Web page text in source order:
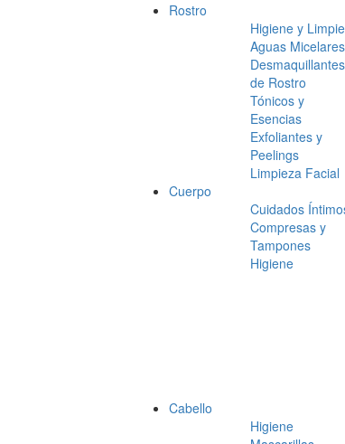
Rostro
Higiene y
Aguas Micelares
Desmaquillantes
de Rostro
Tónicos y
Esencias
Exfoliantes y
Peelings
Limpieza Facial
Cuerpo
Cuidados
Compresas y
Tampones
Higiene
Cabello
Higiene